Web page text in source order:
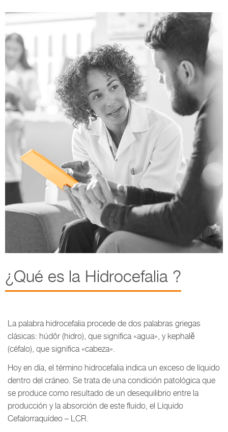
¿Qué es la Hidrocefalia ?
La palabra hidrocefalia procede de dos palabras griegas
clásicas: húdôr (hidro), que significa «agua», y kephalě
(céfalo), que significa «cabeza».
Hoy en día, el término hidrocefalia indica un exceso de líquido
dentro del cráneo. Se trata de una condición patológica que
se produce como resultado de un desequilibrio entre la
producción y la absorción de este fluido, el Líquido
Cefalorraquídeo – LCR.